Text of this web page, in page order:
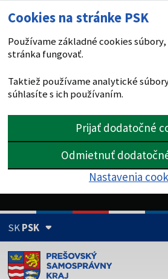
Cookies na stránke PSK
Používame základné cookies
stránka fungovať.
Taktiež používame analytické
súhlasíte s ich používaním.
Prijať dodatočné
Odmietnuť
Nastavenia
SKPSK
Doména psk.sk je oficiálna